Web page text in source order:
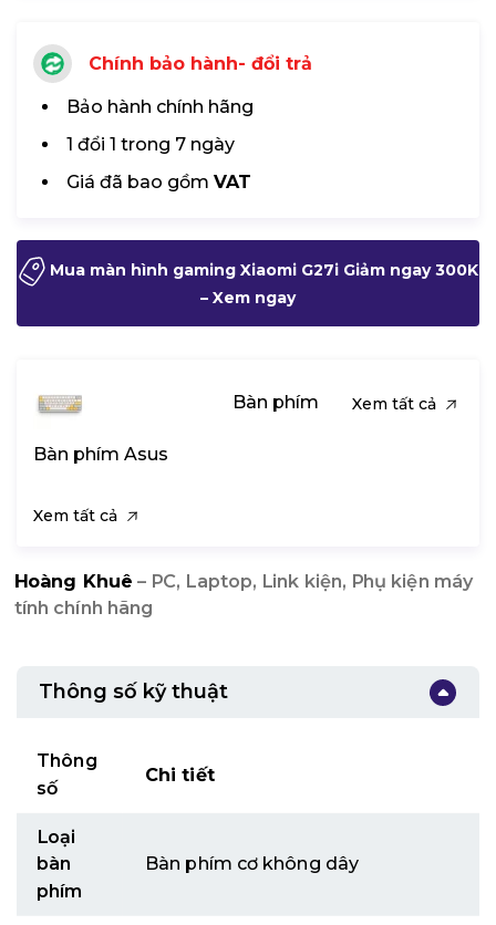
Chính bảo hành- đổi trả
Bảo hành chính hãng
1 đổi 1 trong 7 ngày
Giá đã bao gồm VAT
Mua màn hình gaming Xiaomi G27i Giảm ngay 300K
– Xem ngay
Bàn phím Xem tất cả
Bàn phím Asus
Xem tất cả
Hoàng Khuê – PC, Laptop, Link kiện, Phụ kiện máy
tính chính hãng
Thông số kỹ thuật
Thông
số
Chi tiết
Loại
bàn
phím
Bàn phím cơ không dây